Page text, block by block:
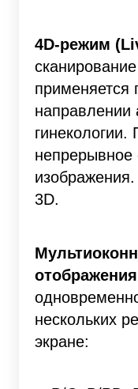
4D-режим
применяется
направлении
гинекологии.
непрерывное
3D.
нескольких
экране: